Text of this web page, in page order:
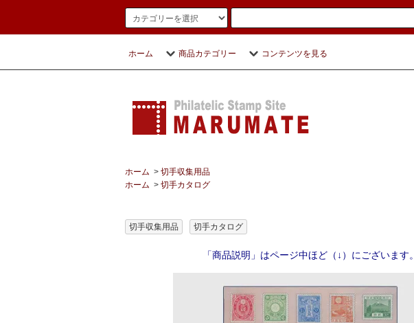
ホーム 商品カテゴリー コンテンツを見る
ホーム > 切手収集用品
ホーム > 切手カタログ
切手収集用品 切手カタログ
「商品説明」はページ中ほど（↓）にございます。